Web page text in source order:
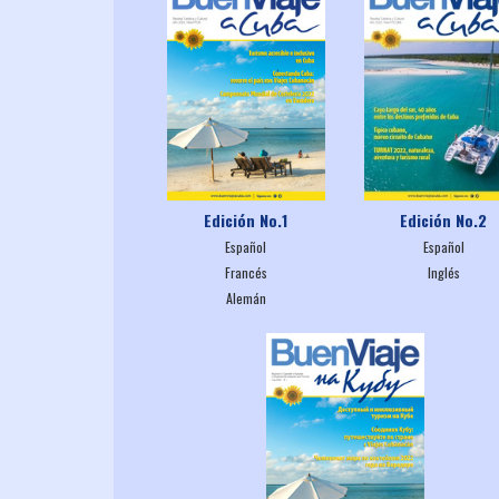
Edición No.1
Español
Francés
Alemán
Edición No.2
Español
Inglés